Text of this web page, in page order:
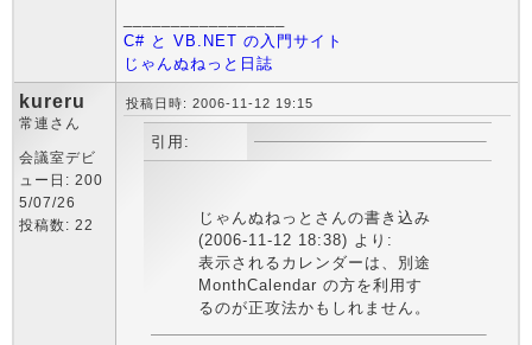
C# と VB.NET の入門サイト
じゃんぬねっと日誌
kureru
常連さん
会議室デビ
ュー日: 200
5/07/26
投稿数: 22
投稿日時: 2006-11-12 19:15
引用:
じゃんぬねっとさんの書き込み
(2006-11-12 18:38) より:
表示されるカレンダーは、別途
MonthCalendar の方を利用す
るのが正攻法かもしれません。